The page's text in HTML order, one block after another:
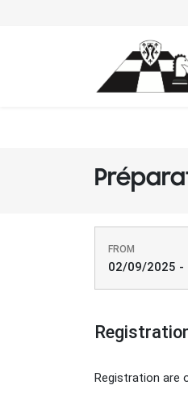
FROM
02/09/2025 -
Registration are